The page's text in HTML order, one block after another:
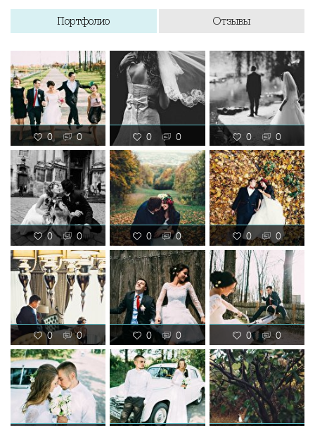
Портфолио Отзывы
0 0 0 0 0 0
0 0 0 0 0 0
0 0 0 0 0 0